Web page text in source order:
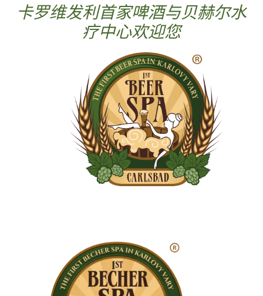
卡罗维发利首家啤酒与贝赫尔水
疗中心欢迎您